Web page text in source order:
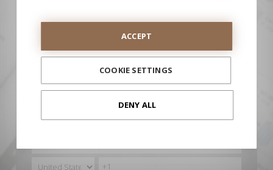
ACCEPT
COOKIE SETTINGS
DENY ALL